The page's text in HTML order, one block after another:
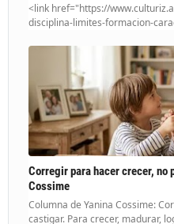
<link href="https://
disciplina-limites-formacion-
Corregir para hacer crecer,
Cossime
Columna de Yanina Cossime:
castigar. Para crecer,